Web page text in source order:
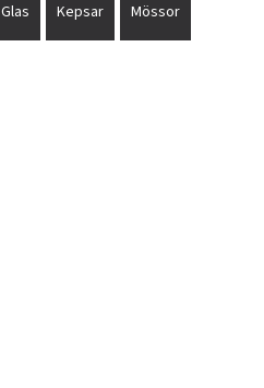
Kepsar Mössor